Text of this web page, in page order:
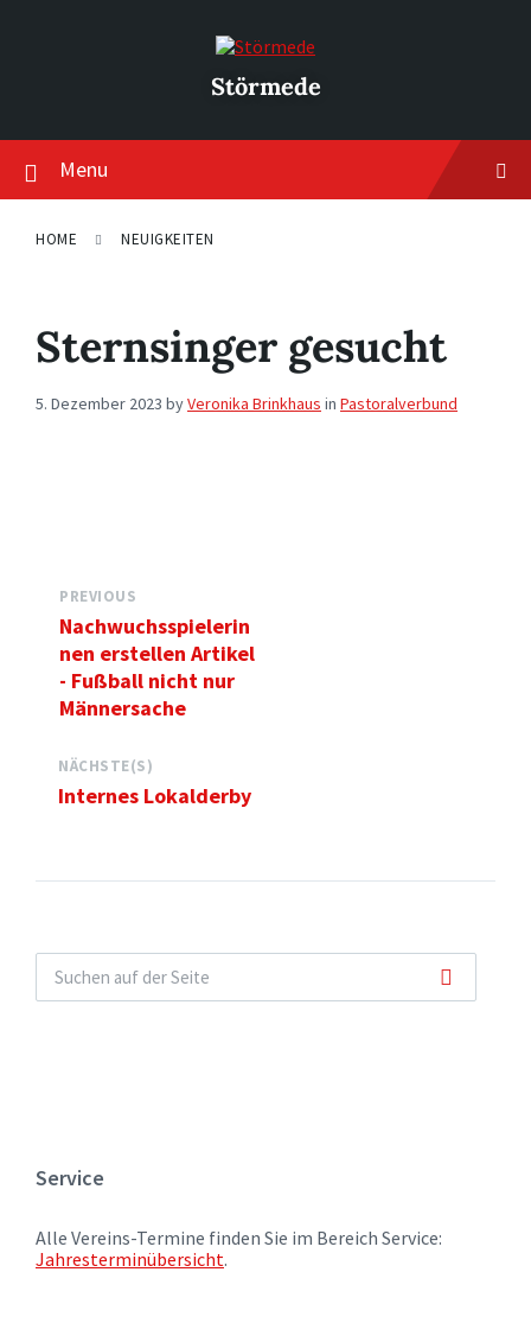
Störmede
Menu
HOME NEUIGKEITEN
Sternsinger gesucht
5. Dezember 2023 byVeronika Brinkhaus in Pastoralverbund
PREVIOUS
Nachwuchsspielerin
nen erstellen Artikel
- Fußball nicht nur
Männersache
NÄCHSTE(S)
Internes Lokalderby
Service
Alle Vereins-Termine finden Sie im Bereich Service:
Jahresterminübersicht.